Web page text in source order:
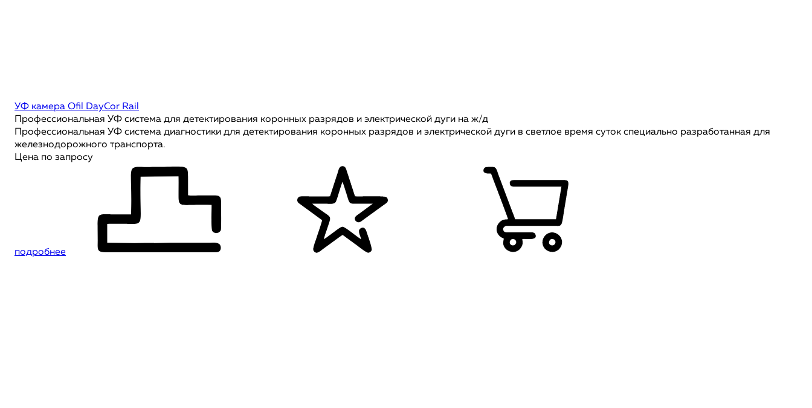
УФ камера Ofil DayCor Rail
Профессиональная УФ система для детектирования коронных разрядов и электрической дуги на ж/д
Профессиональная УФ система диагностики для детектирования коронных разрядов и электрической дуги в светлое время суток специально разработанная для
железнодорожного транспорта.
Цена по запросу
подробнее